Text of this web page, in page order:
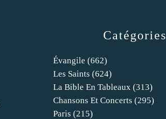
Catégories
Évangile (662)
Les Saints (624)
La Bible En Tableaux (313)
Chansons Et Concerts (295)
Paris (215)